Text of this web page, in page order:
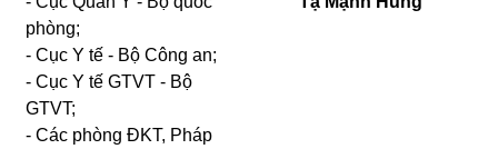
phòng;
- Cục Y tế - Bộ Công an;
- Cục Y tế GTVT - Bộ
GTVT;
- Các phòng ĐKT, Pháp